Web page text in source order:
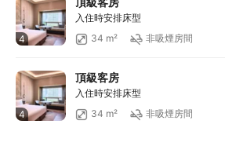
4
入住時安排床型
34 m²
非吸煙房間
4
頂級客房
入住時安排床型
34 m²
非吸煙房間